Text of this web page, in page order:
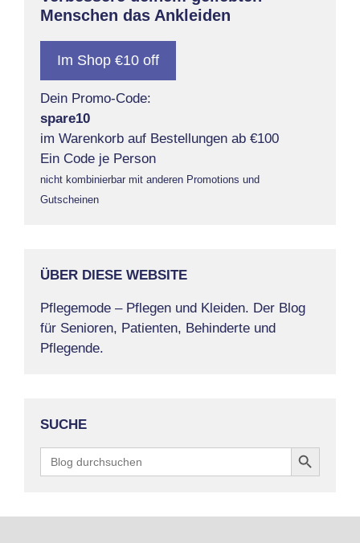
Menschen das Ankleiden
Im Shop €10 off
Dein Promo-Code:
spare10
im Warenkorb auf Bestellungen ab €100
Ein Code je Person
nicht kombinierbar mit anderen Promotions und
Gutscheinen
ÜBER DIESE WEBSITE
Pflegemode – Pflegen und Kleiden. Der Blog
für Senioren, Patienten, Behinderte und
Pflegende.
SUCHE
Search
for:
Search Button